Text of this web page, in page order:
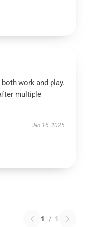
work and play.
multiple
Jan 16, 2025
1 / 1